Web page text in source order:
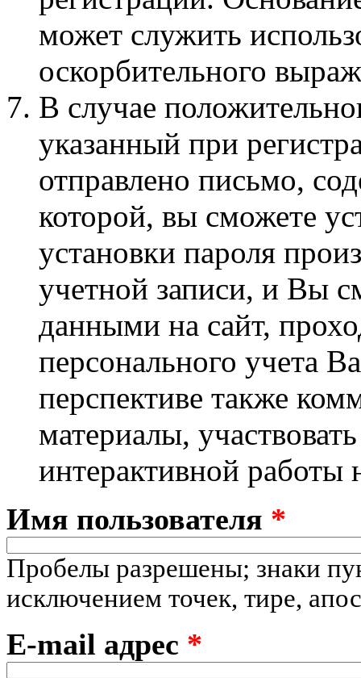
может служить
оскорбительного
В случае
указанный при
отправлено письмо,
которой, вы сможете
установки пароля
учетной записи, и Вы
данными на сайт,
персонального учета
перспективе также
материалы,
интерактивной работы
Имя пользователя *
Пробелы разрешены; знаки
исключением точек, тире,
E-mail адрес *